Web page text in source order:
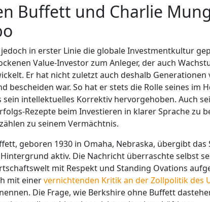
Buffett und Charlie
in erster Linie die globale Investmentkultur
Value-Investor zum Anleger, der auch
Er hat nicht zuletzt auch deshalb
bescheiden war. So hat er stets die Rolle seines im
sein intellektuelles Korrektiv hervorgehoben. Auch
Rezepte beim Investieren in klarer Sprache zu
zu seinem Vermächtnis.
geboren 1930 in Omaha, Nebraska, übergibt das
aktiv. Die Nachricht überraschte selbst
mit Respekt und Standing Ovations
mit einervernichtenden Kritik an der Zollpolitik des
Die Frage, wie Berkshire ohne Buffett